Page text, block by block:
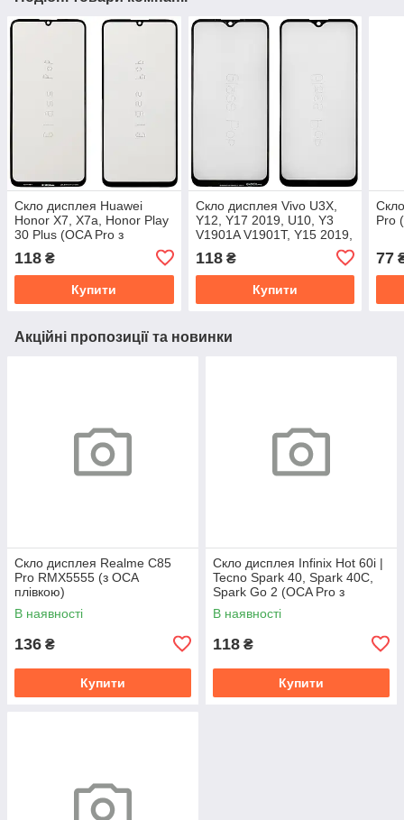
Скло дисплея Huawei
Honor X7, X7a, Honor Play
30 Plus (OCA Pro з
118 ₴
Купити
Скло дисплея Vivo U3X,
Y12, Y17 2019, U10, Y3
V1901A V1901T, Y15 2019,
плівкою)
118₴
Купити
Pro
77
Акційні пропозиції та новинки
Скло дисплея Realme C85
Pro RMX5555 (з OCA
плівкою)
В наявності
136 ₴
Купити
Скло дисплея Infinix Hot 60i |
Tecno Spark 40, Spark 40C,
Spark Go 2 (OCA Pro з
плівкою)
В наявності
118 ₴
Купити